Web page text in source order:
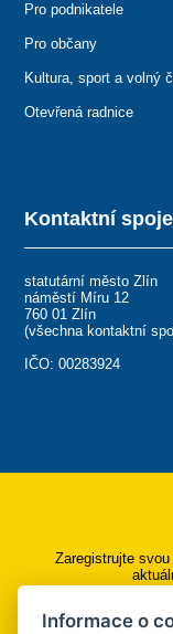
Kontaktní
statutární město Zlín
náměstí Míru 12
760 01 Zlín
(všechna kontaktní
IČO: 00283924
Pro podnikatele
Pro občany
Kultura, sport a volný
Otevřená radnice
Zaregistrujte
Informace o